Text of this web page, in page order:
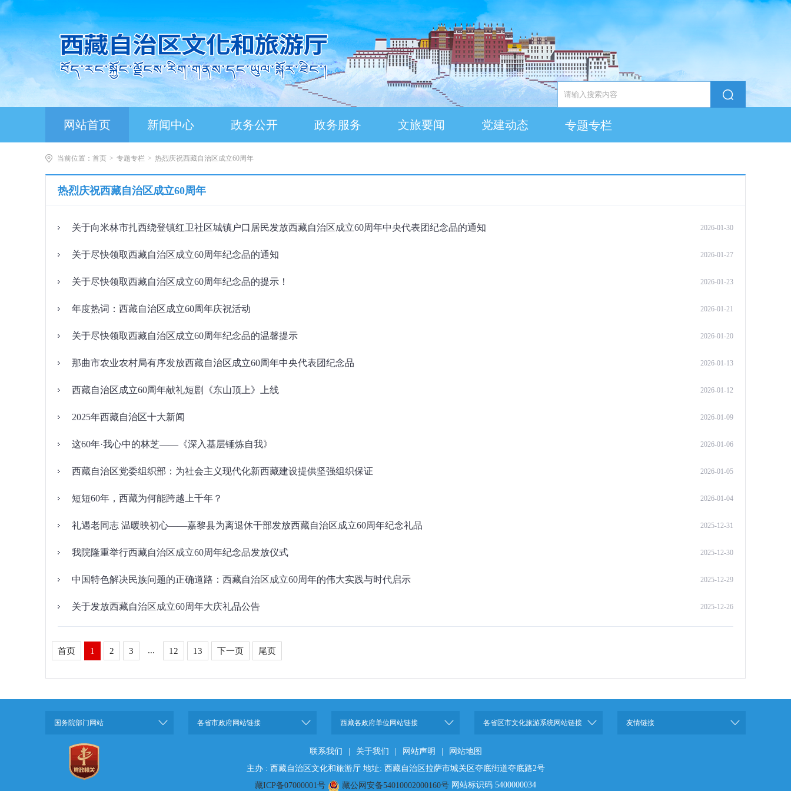
网站首页 新闻中心 政务公开 政务服务 文旅要闻 党建动态 专题专栏
当前位置： 首页 > 专题专栏 > 热烈庆祝西藏自治区成立60周年
热烈庆祝西藏自治区成立60周年
关于向米林市扎西绕登镇红卫社区城镇户口居民发放西藏自治区成立60周年中央代表团纪念品的通知 2026-01-30
关于尽快领取西藏自治区成立60周年纪念品的通知 2026-01-27
关于尽快领取西藏自治区成立60周年纪念品的提示！ 2026-01-23
年度热词：西藏自治区成立60周年庆祝活动 2026-01-21
关于尽快领取西藏自治区成立60周年纪念品的温馨提示 2026-01-20
那曲市农业农村局有序发放西藏自治区成立60周年中央代表团纪念品 2026-01-13
西藏自治区成立60周年献礼短剧《东山顶上》上线 2026-01-12
2025年西藏自治区十大新闻 2026-01-09
这60年·我心中的林芝——《深入基层锤炼自我》 2026-01-06
西藏自治区党委组织部：为社会主义现代化新西藏建设提供坚强组织保证 2026-01-05
短短60年，西藏为何能跨越上千年？ 2026-01-04
礼遇老同志 温暖映初心——嘉黎县为离退休干部发放西藏自治区成立60周年纪念礼品 2025-12-31
我院隆重举行西藏自治区成立60周年纪念品发放仪式 2025-12-30
中国特色解决民族问题的正确道路：西藏自治区成立60周年的伟大实践与时代启示 2025-12-29
关于发放西藏自治区成立60周年大庆礼品公告 2025-12-26
首页 1 2 3 ... 12 13 下一页 尾页
国务院部门网站 各省市政府网站链接 西藏各政府单位网站链接 各省区市文化旅游系统网站链接 友情链接
联系我们 关于我们 网站声明
网站地图
主办 : 西藏自治区文化和旅游厅 地址: 西藏自治区拉萨市城关区夺底街道夺底路2号
藏ICP备07000001号
藏公网安备54010002000160号 网站标识码 5400000034